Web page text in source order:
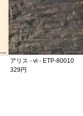
アリス - vi - ETP-80010
329円